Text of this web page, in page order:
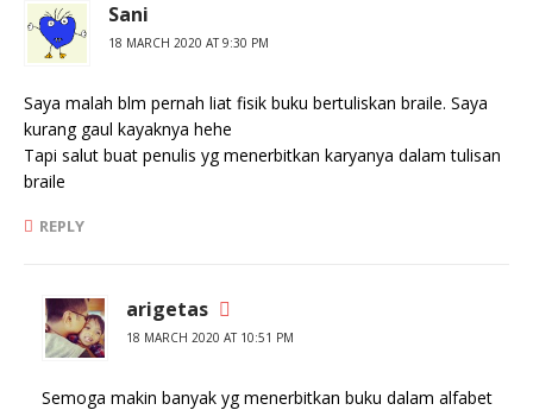
Sani
18 MARCH 2020 AT 9:30 PM
Saya malah blm pernah liat fisik buku bertuliskan braile. Saya
kurang gaul kayaknya hehe
Tapi salut buat penulis yg menerbitkan karyanya dalam tulisan
braile
REPLY
arigetas
18 MARCH 2020 AT 10:51 PM
Semoga makin banyak yg menerbitkan buku dalam alfabet